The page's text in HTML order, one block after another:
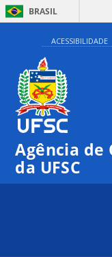
BRASIL
ACESSIBILIDADE
Agência de
da UFSC